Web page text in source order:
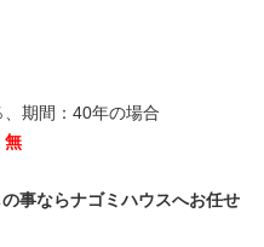
期間：40年の場合
無
事ならナゴミハウスへお任せ